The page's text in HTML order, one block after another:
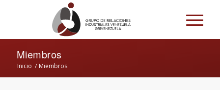
Miembros
Inicio / Miembros